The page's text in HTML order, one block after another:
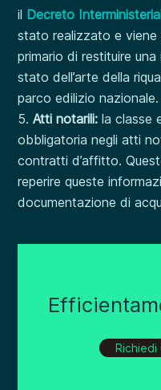
il Decreto
stato realizzato e
primario di restituire
stato dell’arte della
parco edilizio nazionale.
Atti notarili: la classe
obbligatoria negli atti
contratti d’affitto.
reperire queste
documentazione di
Richiedi